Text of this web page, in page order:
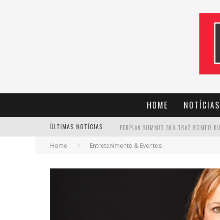
HOME NOTÍCIAS
ÚLTIMAS NOTÍCIAS
CANTOR EVANDRO JR. NA
Home Entretenimento & Eventos